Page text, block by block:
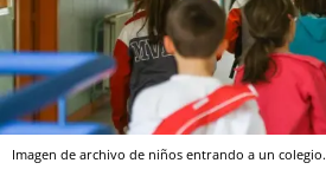
Imagen de archivo de niños entrando a un colegio.